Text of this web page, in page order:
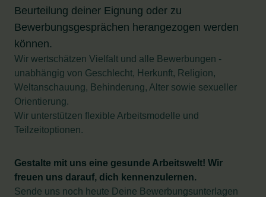
Beurteilung deiner Eignung oder zu
Bewerbungsgesprächen herangezogen werden
können.
Wir wertschätzen Vielfalt und alle Bewerbungen -
unabhängig von Geschlecht, Herkunft, Religion,
Weltanschauung, Behinderung, Alter sowie sexueller
Orientierung.
Wir unterstützen flexible Arbeitsmodelle und
Teilzeitoptionen.
Gestalte mit uns eine gesunde Arbeitswelt! Wir
freuen uns darauf, dich kennenzulernen.
Sende uns noch heute Deine Bewerbungsunterlagen